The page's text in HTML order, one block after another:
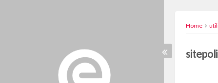
Home